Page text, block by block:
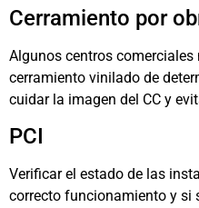
Cerramiento por
Algunos centros
cerramiento vinilado de
cuidar la imagen del CC y
PCI
Verificar el estado de las
correcto funcionamiento y si